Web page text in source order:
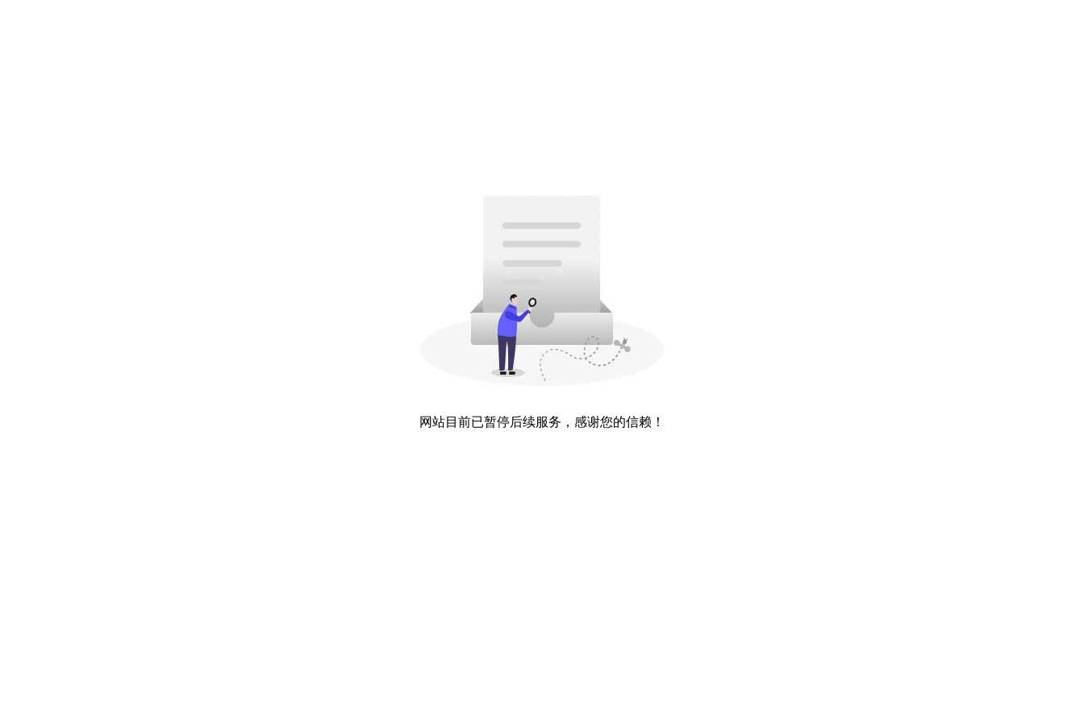
网站目前已暂停后续服务，感谢您的信赖！